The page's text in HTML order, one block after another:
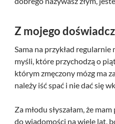
Z mojego
Sama na przykład regularnie
myśli, które przychodzą o
którym zmęczony mózg ma
należy iść spać i nie dać się
Za młodu słyszałam, że
do wiadomości na wiele lat,